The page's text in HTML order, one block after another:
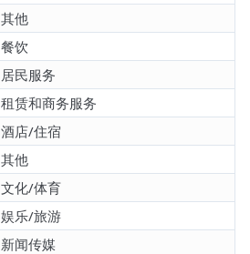
其他
餐饮
居民服务
租赁和商务服务
酒店/住宿
其他
文化/体育
娱乐/旅游
新闻传媒